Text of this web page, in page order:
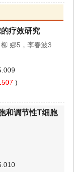
疗效研究
娜5，李春波3
)
和调节性T细胞